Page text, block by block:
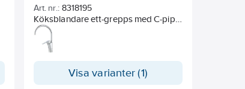
montage
Typgodkänd flexibel vattenanslutning
för enklare montage
Återströmningsskydd enligt SS-EN
1717 [AA]
alternativa spakar
Art. nr.: 8318195
Köksblandare ett-grepps med C-pip
och utan diskmaskinsavstängning.
Visa varianter (1)